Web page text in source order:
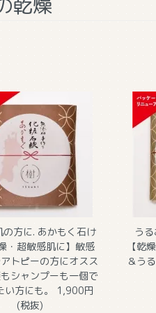
の方に. あかもく石け
・超敏感肌に】敏感
トピーの方にオスス
シャンプーも一個で
い方にも。 1,900円
(税抜)
う
【乾
＆う